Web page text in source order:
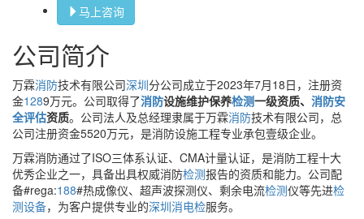
马上咨询
公司简介
万霖消防技术有限公司深圳分公司成立于2023年7月18日，注册资
金1289万元。公司取得了消防设施维护保养检测一级资质、 消防安
全评估资质。公司法人及总经理隶属于万霖消防技术有限公司，总
公司注册资金5520万元，是消防设施工程专业承包壹级企业。
万霖消防通过了ISO三体系认证、CMA计量认证，是消防工程十大
优秀企业之一，具备出具权威消防检测报告的资质和能力。公司配
备#rega:188#热成像仪、超声波探测仪、剩余电流检测仪等先进检
测设备，为客户提供专业的深圳消电检服务。